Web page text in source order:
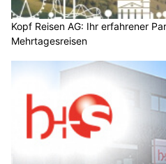
Kopf Reisen AG: Ihr erfahrener
Mehrtagesreisen